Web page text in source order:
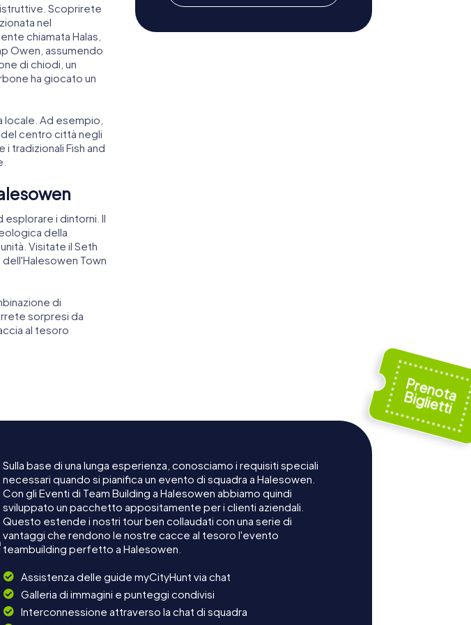
Scoprirete
nel
chiamata Halas,
Owen, assumendo
di chiodi, un
ha giocato un
Ad esempio,
centro città negli
tradizionali Fish and
i dintorni. Il
della
Visitate il Seth
Town
di
sorpresi da
al tesoro
Sulla base di una lunga esperienza, conosciamo i requisiti speciali
necessari quando si pianifica un evento di squadra a Halesowen.
Con gli Eventi di Team Building a Halesowen abbiamo quindi
sviluppato un pacchetto appositamente per i clienti aziendali.
Questo estende i nostri tour ben collaudati con una serie di
vantaggi che rendono le nostre cacce al tesoro l'evento
teambuilding perfetto a Halesowen.
Assistenza delle guide myCityHunt via chat
Galleria di immagini e punteggi condivisi
Interconnessione attraverso la chat di squadra